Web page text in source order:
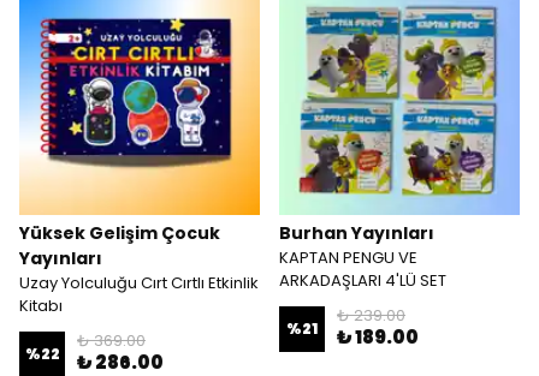
Yüksek Gelişim Çocuk
Yayınları
Uzay Yolculuğu Cırt Cırtlı Etkinlik
Kitabı
%22
₺ 369.00
₺ 286.00
Burhan Yayınları
KAPTAN PENGU VE
ARKADAŞLARI 4'LÜ SET
%21
₺ 239.00
₺ 189.00